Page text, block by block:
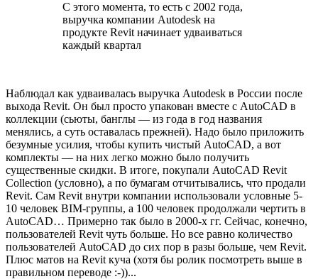
С этого момента, то есть с 2002 года,
выручка компании Autodesk на
продукте Revit начинает удваиваться
каждый квартал
Наблюдал как удваивалась выручка Autodesk в России после
выхода Revit. Он был просто упакован вместе с AutoCAD в
коллекции (сьюты, банглы — из года в год названия
менялись, а суть оставалась прежней). Надо было приложить
безумные усилия, чтобы купить чистый AutoCAD, а вот
комплекты — на них легко можно было получить
существенные скидки. В итоге, покупали AutoCAD Revit
Collection (условно), а по бумагам отчитывались, что продали
Revit. Сам Revit внутри компании использовали условные 5-
10 человек BIM-группы, а 100 человек продолжали чертить в
AutoCAD… Примерно так было в 2000-х гг. Сейчас, конечно,
пользователей Revit чуть больше. Но все равно количество
пользователей AutoCAD до сих пор в разы больше, чем Revit.
Плюс матов на Revit куча (хотя бы ролик посмотреть выше в
правильном переводе :-))...